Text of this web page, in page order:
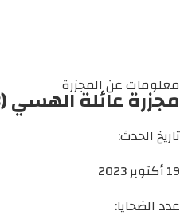
معلومات عن المجزرة
مجزرة عائلة الهسي (19/10/2023)
تاريخ الحدث:
19 أكتوبر 2023
عدد الضحايا: